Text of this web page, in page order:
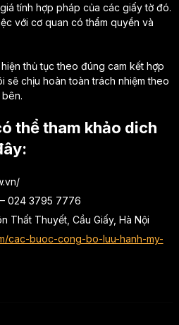
tính hợp pháp của các giấy tờ đó.
với cơ quan có thẩm quyền và
thủ tục theo đúng cam kết hợp
sẽ chịu hoàn toàn trách nhiệm theo
thể tham khảo dich
024 3795 7776
Thất Thuyết, Cầu Giấy, Hà Nội
cac-buoc-cong-bo-luu-hanh-my-